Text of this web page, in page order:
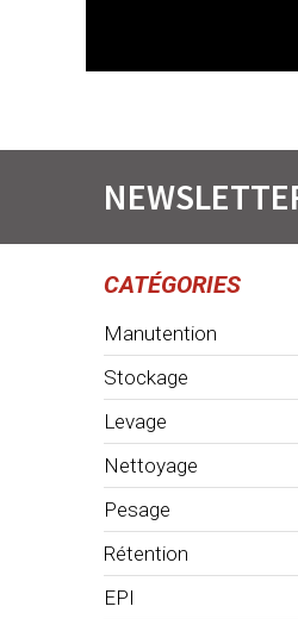
CATÉGORIES
Manutention
Stockage
Levage
Nettoyage
Pesage
Rétention
EPI